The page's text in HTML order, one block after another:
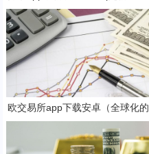
抹茶交易官网版本)
欧交易所app下载安卓（全球化的
数字货币交易所）